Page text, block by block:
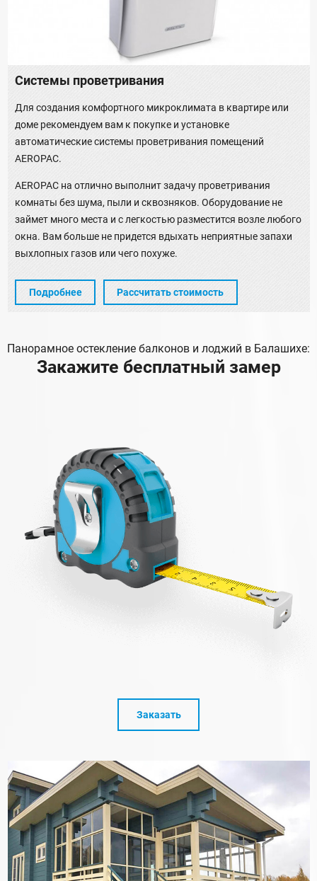
Системы проветривания
Для создания комфортного микроклимата в квартире или
доме рекомендуем вам к покупке и установке
автоматические системы проветривания помещений
AEROPAC.
AEROPAC на отлично выполнит задачу проветривания
комнаты без шума, пыли и сквозняков. Оборудование не
займет много места и с легкостью разместится возле любого
окна. Вам больше не придется вдыхать неприятные запахи
выхлопных газов или чего похуже.
Подробнее Рассчитать стоимость
Панорамное остекление балконов и лоджий в Балашихе:
Закажите бесплатный замер
Заказать